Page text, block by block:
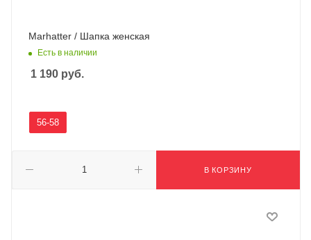
Marhatter / Шапка женская
Есть в наличии
1 190 руб.
В КОРЗИНУ
56-58